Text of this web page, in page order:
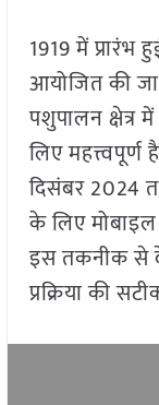
1919 में प्रारंभ
आयोजित की
पशुपालन क्षेत्र
लिए
दिसंबर 2024
के लिए मोबाइल
इस तकनीक से
प्रक्रिया की